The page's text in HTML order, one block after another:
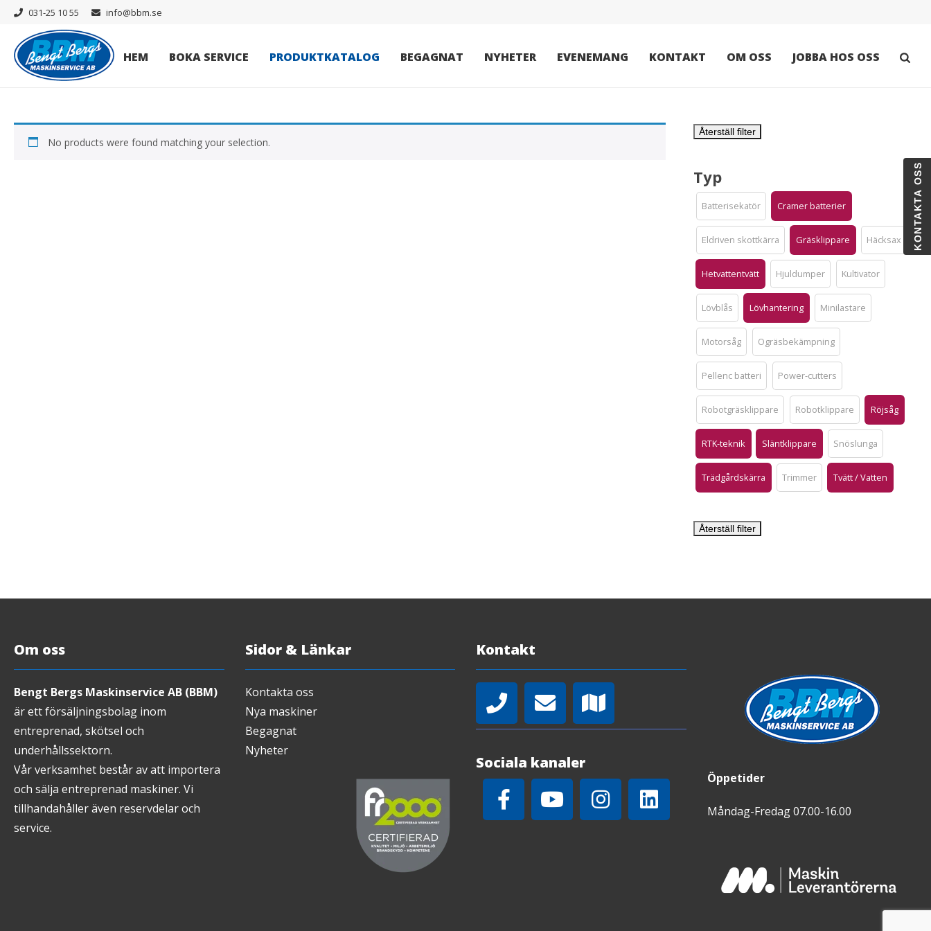
031-25 10 55 info@bbm.se
HEM BOKA SERVICE PRODUKTKATALOG BEGAGNAT NYHETER EVENEMANG KONTAKT OM OSS JOBBA HOS OSS
No products were found matching your selection.
Återställ filter
Typ
Batterisekatör Cramer batterier
Eldriven skottkärra Gräsklippare Häcksax
Hetvattentvätt Hjuldumper Kultivator
Lövblås Lövhantering Minilastare
Motorsåg Ogräsbekämpning
Pellenc batteri Power-cutters
Robotgräsklippare Robotklippare Röjsåg
RTK-teknik Släntklippare Snöslunga
Trädgårdskärra Trimmer Tvätt / Vatten
Återställ filter
Om oss
Bengt Bergs Maskinservice AB (BBM)
är ett försäljningsbolag inom
entreprenad, skötsel och
underhållssektorn.
Vår verksamhet består av att importera
och sälja entreprenad maskiner. Vi
tillhandahåller även reservdelar och
service.
Sidor & Länkar
Kontakta oss
Nya maskiner
Begagnat
Nyheter
Kontakt
Sociala kanaler
Öppetider
Måndag-Fredag 07.00-16.00
KONTAKTA OSS